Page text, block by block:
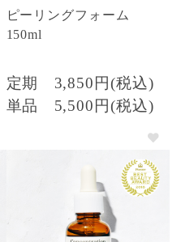
ピーリングフォーム
150ml
定期
3,850円(税込)
単品
5,500円(税込)